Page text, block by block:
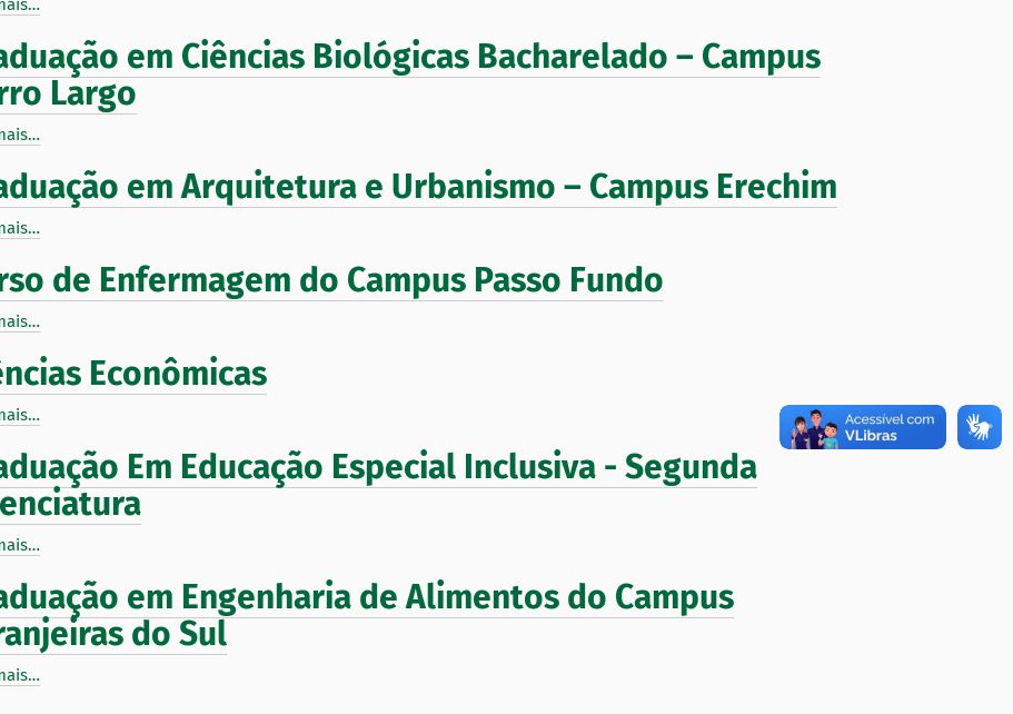
em Ciências Biológicas Bacharelado – Campus
Largo
em Arquitetura e Urbanismo – Campus Erechim
de Enfermagem do Campus Passo Fundo
Econômicas
Em Educação Especial Inclusiva - Segunda
em Engenharia de Alimentos do Campus
do Sul